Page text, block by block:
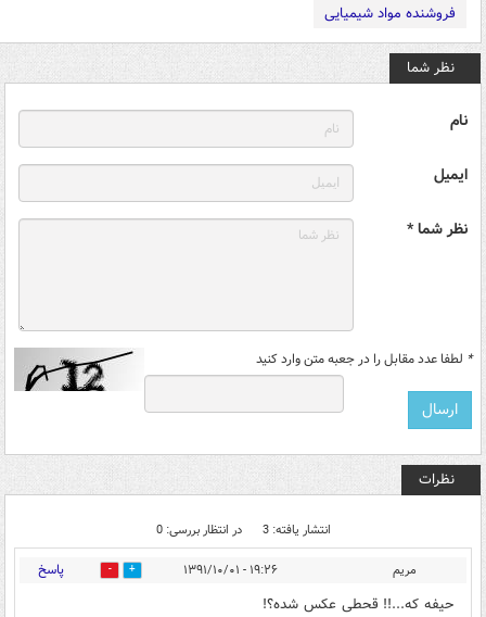
فروشنده مواد شیمیایی
نظر شما
نام
ایمیل
نظر شما *
* لطفا عدد مقابل را در جعبه متن وارد کنید
نظرات
انتشار یافته: 3 در انتظار بررسی: 0
مریم ۱۹:۲۶ - ۱۳۹۱/۱۰/۰۱ 0 پاسخ
حیفه که...!! قحطی عکس شده؟!